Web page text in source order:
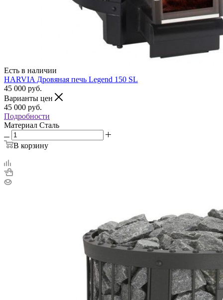
Есть в наличии
HARVIA Дровяная печь Legend 150 SL
45 000 руб.
Варианты цен
45 000 руб.
Подробности
Материал Сталь
В корзину